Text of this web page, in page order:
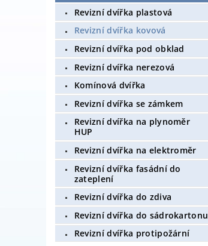
Revizní dvířka plastová
Revizní dvířka kovová
Revizní dvířka pod obklad
Revizní dvířka nerezová
Komínová dvířka
Revizní dvířka se zámkem
Revizní dvířka na plynoměr
HUP
Revizní dvířka na elektroměr
Revizní dvířka fasádní do
zateplení
Revizní dvířka do zdiva
Revizní dvířka do sádrokartonu
Revizní dvířka protipožární